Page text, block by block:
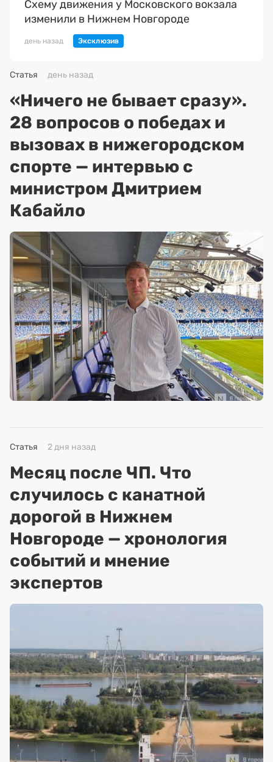
Схему движения у Московского вокзала
изменили в Нижнем Новгороде
день назад
Статья день назад
«Ничего не бывает сразу».
28 вопросов о победах и
вызовах в нижегородском
спорте — интервью с
министром Дмитрием
Кабайло
Статья 2 дня назад
Месяц после ЧП. Что
случилось с канатной
дорогой в Нижнем
Новгороде — хронология
событий и мнение
экспертов